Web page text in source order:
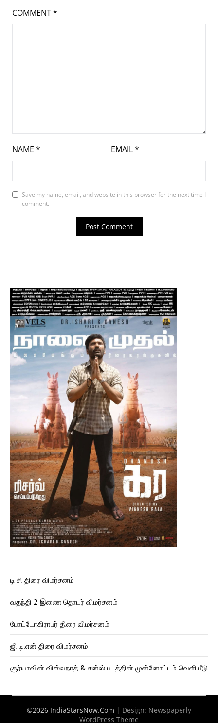
COMMENT*
NAME * EMAIL*
Save my name, email, and website in this browser for the next time I
comment.
டி சி திரை விமர்சனம்
வதந்தி 2 இணை தொடர் விமர்சனம்
போட்டோகிராபர் திரை விமர்சனம்
ஜி.டி.என் திரை விமர்சனம்
சூர்யாவின் விஸ்வநாத் & சன்ஸ் படத்தின் முன்னோட்டம் வெளியீடு
©2026 IndiaStarsNow.Com | Design: Newspaperly
WordPress Theme